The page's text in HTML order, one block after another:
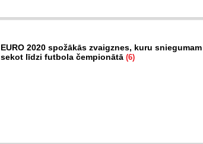
EURO 2020 spožākās zvaigznes, kuru sniegumam
sekot līdzi futbola čempionātā (6)